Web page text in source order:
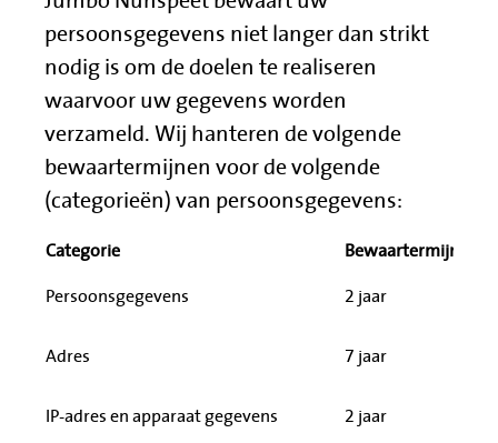
persoonsgegevens niet langer dan strikt
nodig is om de doelen te realiseren
waarvoor uw gegevens worden
verzameld. Wij hanteren de volgende
bewaartermijnen voor de volgende
(categorieën) van persoonsgegevens:
Categorie Bewaartermijn
Persoonsgegevens 2 jaar
Adres 7 jaar
IP-adres en apparaat gegevens 2 jaar